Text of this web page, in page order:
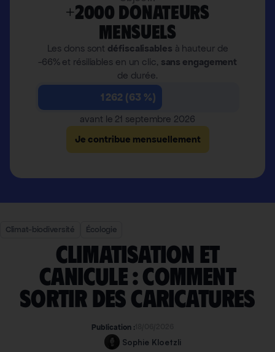
+2000 donateurs
mensuels
Les dons sont défiscalisables à hauteur de
-66% et résiliables en un clic, sans engagement
de durée.
1 262 (63 %)
avant le 21 septembre 2026
Je contribue mensuellement
Climat-biodiversité Écologie
Climatisation et
canicule : comment
sortir des caricatures
Publication :
Sophie Kloetzli